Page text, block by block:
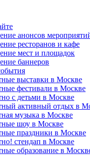
анонсов
ресторанов и кафе
мест и площадок
баннеров
выставки в Москве
фестивали в Москве
с детьми в Москве
активный отдых в
музыка в Москве
шоу в Москве
праздники в Москве
стендап в Москве
образование в